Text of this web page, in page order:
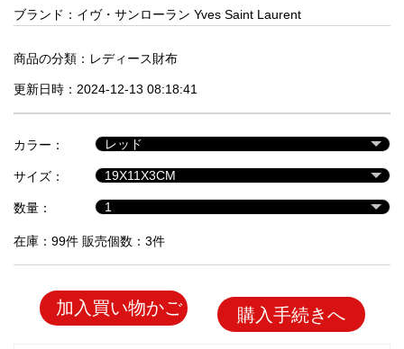
気
商
セ
ル
品
ブランド： イヴ・サンローラン Yves Saint Laurent
商品の分類： レディース財布
更新日時：2024-12-13 08:18:41
カラー：
サイズ：
数量：
在庫：99件 販売個数：3件
加入買い物かご 購入手続きへ